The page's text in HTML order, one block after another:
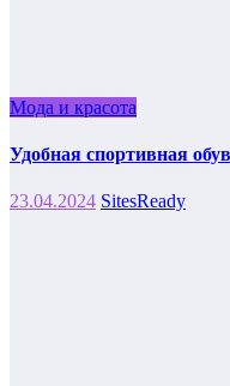
Мода и красота
Удобная спортивная
23.04.2024 SitesReady